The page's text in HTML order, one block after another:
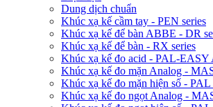
Dung dịch chuẩn
Khúc xạ kế cầm tay - PEN series
Khúc xạ kế để bàn ABBE - DR
Khúc xạ kế để bàn - RX series
Khúc xạ kế đo acid - PAL-EASY
Khúc xạ kế đo mặn Analog -
Khúc xạ kế đo mặn hiện số - PAL
Khúc xạ kế đo ngọt Analog -